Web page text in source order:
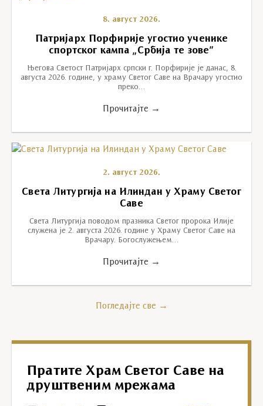
8. август 2026.
Патријарх Порфирије угостио ученике
спортског кампа „Србија те зове”
Његова Светост Патријарх српски г. Порфирије је данас, 8.
августа 2026. године, у храму Светог Саве на Врачару угостио
преко…
Прочитајте →
2. август 2026.
Света Литургија на Илиндан у Храму Светог
Саве
Света Литургија поводом празника Светог пророка Илије
служена је 2. августа 2026. године у Храму Светог Саве на
Врачару. Богослужењем…
Прочитајте →
Погледајте све →
Пратите Храм Светог Саве на
друштвеним мрежама